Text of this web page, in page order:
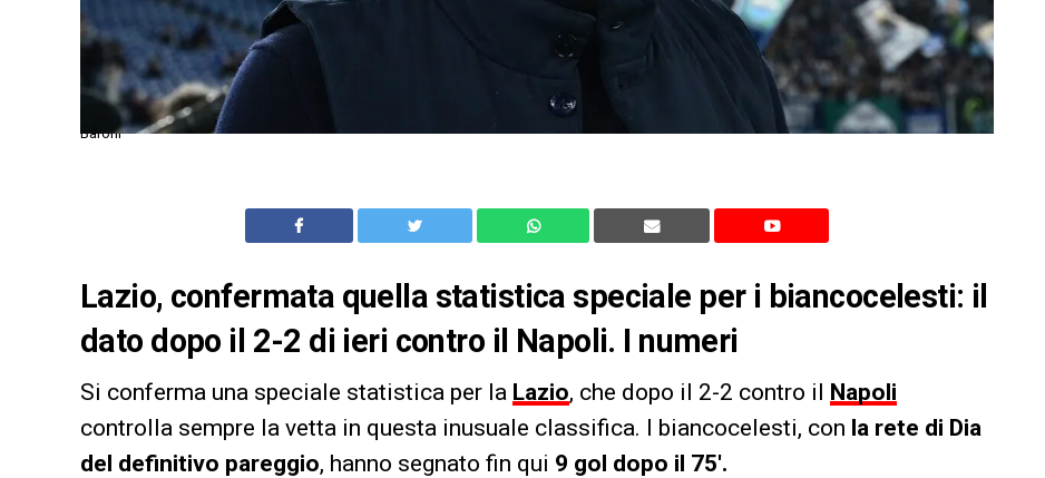
Baroni
Lazio, confermata quella statistica speciale per i biancocelesti: il
dato dopo il 2-2 di ieri contro il Napoli. I numeri
Si conferma una speciale statistica per la Lazio, che dopo il 2-2 contro il Napoli
controlla sempre la vetta in questa inusuale classifica. I biancocelesti, con la rete di Dia
del definitivo pareggio, hanno segnato fin qui 9 gol dopo il 75′.